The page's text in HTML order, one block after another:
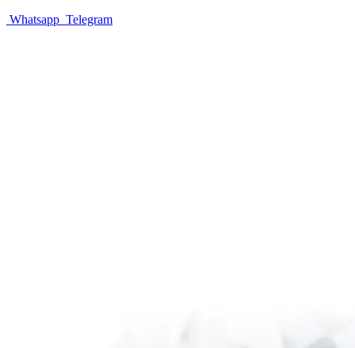
Whatsapp Telegram